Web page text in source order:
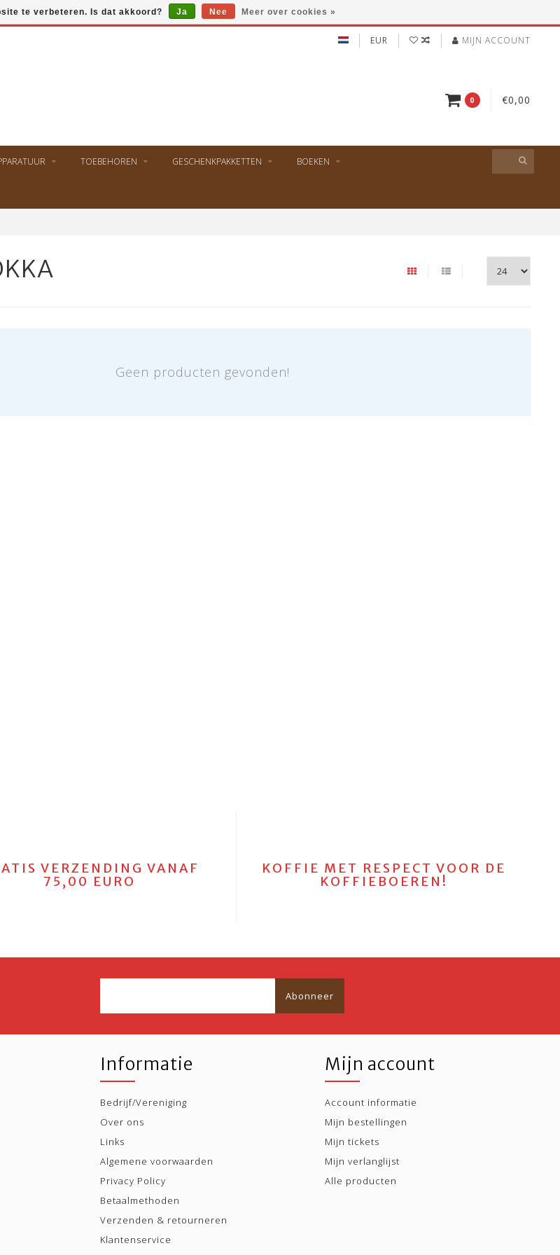
EUR MIJN ACCOUNT
0 €0,00
TOEBEHOREN GESCHENKPAKKETTEN BOEKEN
Geen producten gevonden!
te verbeteren. Is dat akkoord? Ja Nee Meer over cookies »
VERZENDING VANAF
75,00 EURO
KOFFIE MET RESPECT VOOR DE
KOFFIEBOEREN!
Abonneer
Informatie
Bedrijf/Vereniging
Over ons
Links
Algemene voorwaarden
Privacy Policy
Betaalmethoden
Verzenden & retourneren
Klantenservice
Mijn account
Account informatie
Mijn bestellingen
Mijn tickets
Mijn verlanglijst
Alle producten